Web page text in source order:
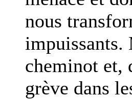
nous
impuissants.
cheminot et,
grève dans